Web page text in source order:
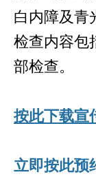
白内障及青
检查内容包
部检查。
按此下载宣
立即按此预